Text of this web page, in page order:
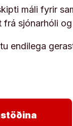
máli fyrir
sjónarhóli
endilega